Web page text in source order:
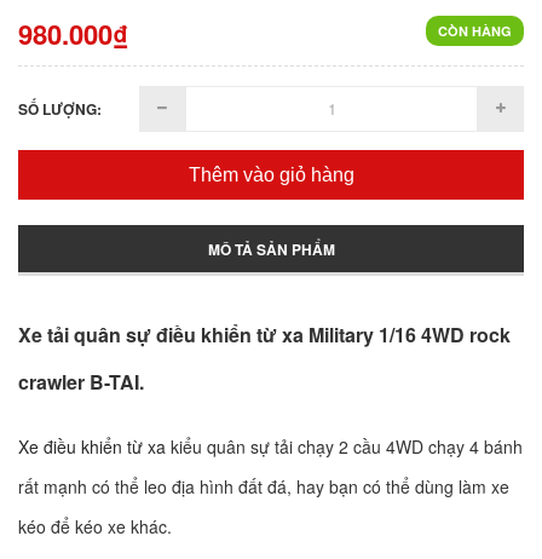
CÒN HÀNG
980.000₫
SỐ LƯỢNG:
Thêm vào giỏ hàng
MÔ TẢ SẢN PHẨM
Xe tải quân sự điều khiển từ xa Military 1/16 4WD rock
crawler B-TAI.
Xe điều khiển từ xa kiểu quân sự tải chạy 2 cầu 4WD chạy 4 bánh
rất mạnh có thể leo địa hình đất đá, hay bạn có thể dùng làm xe
kéo để kéo xe khác.